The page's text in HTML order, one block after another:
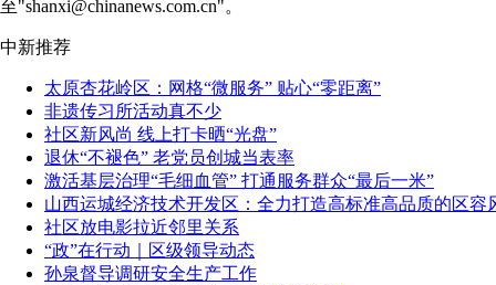
至"shanxi@chinanews.com.cn"。
中新推荐
太原杏花岭区：网格“微服务” 贴心“零距离”
非遗传习所活动真不少
社区新风尚 线上打卡晒“光盘”
退休“不褪色” 老党员创城当表率
激活基层治理“毛细血管” 打通服务群众“最后一米”
山西运城经济技术开发区：全力打造高标准高品质的区容
社区放电影拉近邻里关系
“政”在行动｜区级领导动态
孙泉督导调研安全生产工作